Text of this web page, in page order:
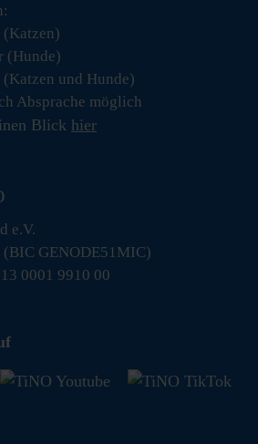
(Hunde)
und Hunde)
Absprache möglich
Blick hier
e.V.
GENODE51MIC)
0001 9910 00